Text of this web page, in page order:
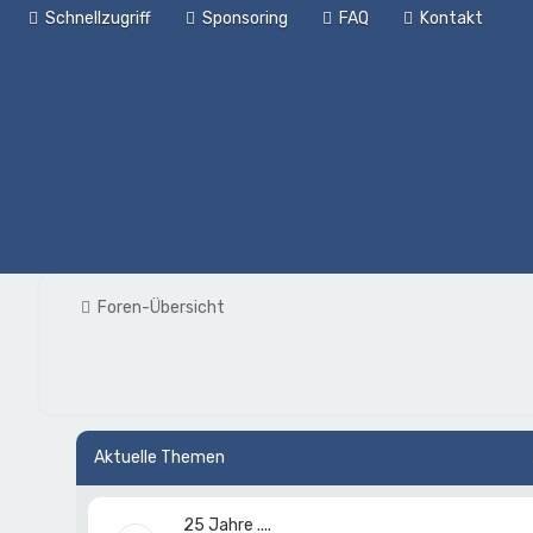
Schnellzugriff Sponsoring FAQ Kontakt
Foren-Übersicht
Aktuelle Themen
25 Jahre ....